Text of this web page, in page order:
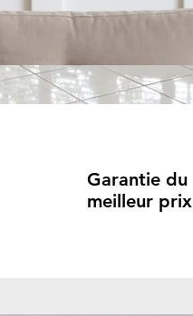
Garantie du
meilleur prix